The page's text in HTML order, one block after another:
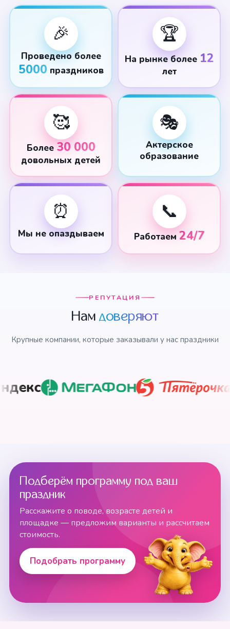
🎉
Проведено более
5000 праздников
🏆
На рынке более 12
лет
🥰
Более30 000
довольных детей
🎭
Актерское
образование
⏰
Мы не опаздываем
📞
Работаем 24/7
РЕПУТАЦИЯ
Намдоверяют
Крупные компании, которые заказывали у нас праздники
Подберём программу под ваш
праздник
Расскажите о поводе, возрасте детей и
площадке — предложим варианты и рассчитаем
стоимость.
Подобрать программу